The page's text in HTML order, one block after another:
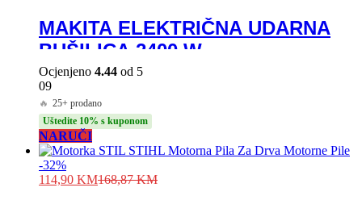
MAKITA ELEKTRIČNA UDARNA
BUŠILICA 2400 W
Ocjenjeno 4.44 od 5
09
🔥 25+ prodano
Uštedite 10% s kuponom
NARUČI
-32%
114,90 KM168,87KM